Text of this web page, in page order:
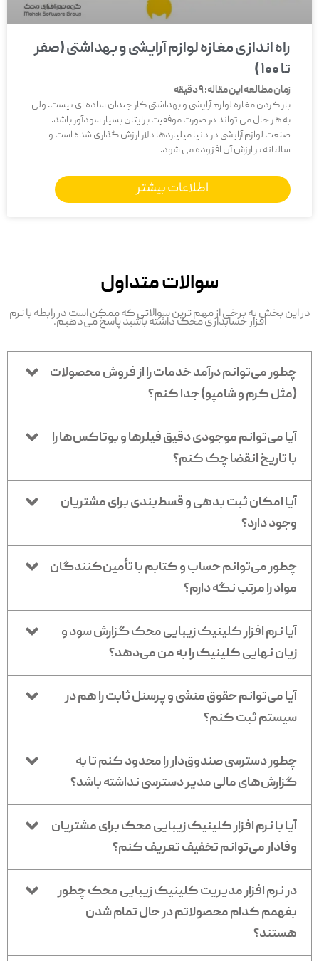
راه اندازی مغازه لوازم آرایشی و بهداشتی (صفر
تا 100 )
زمان مطالعه این مقاله:9دقیقه
باز کردن مغازه لوازم آرایشی و بهداشتی کار چندان ساده ای نیست. ولی
به هر حال می تواند در صورت موفقیت برایتان بسیار سودآور باشد.
صنعت لوازم آرایشی در دنیا میلیاردها دلار ارزش گذاری شده است و
سالیانه بر ارزش آن افزوده می شود.
اطلاعات بیشتر
سوالات متداول
در این بخش به برخی از مهم ترین سوالاتی که ممکن است در رابطه با نرم
افزار حسابداری محک داشته باشید پاسخ می‌دهیم.
چطور می‌توانم درآمد خدمات را از فروش محصولات
(مثل کرم و شامپو) جدا کنم؟
آیا می‌توانم موجودی دقیق فیلرها و بوتاکس‌ها را
با تاریخ انقضا چک کنم؟
آیا امکان ثبت بدهی و قسط‌بندی برای مشتریان
وجود دارد؟
چطور می‌توانم حساب و کتابم با تأمین‌کنندگان
مواد را مرتب نگه دارم؟
آیا نرم افزار کلینیک زیبایی محک گزارش سود و
زیان نهایی کلینیک را به من می‌دهد؟
آیا می‌توانم حقوق منشی و پرسنل ثابت را هم در
سیستم ثبت کنم؟
چطور دسترسی صندوق‌دار را محدود کنم تا به
گزارش‌های مالی مدیر دسترسی نداشته باشد؟
آیا با نرم افزار کلینیک زیبایی محک برای مشتریان
وفادار می‌توانم تخفیف تعریف کنم؟
در نرم افزار مدیریت کلینیک زیبایی محک چطور
بفهمم کدام محصولاتم در حال تمام شدن
هستند؟